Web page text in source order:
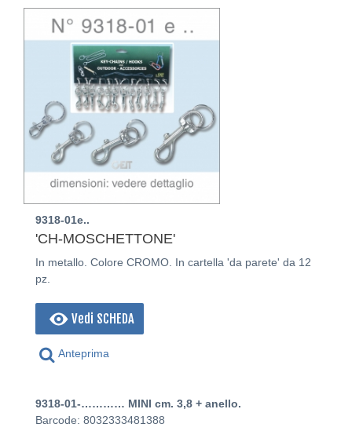
9318-01e..
'CH-MOSCHETTONE'
In metallo. Colore CROMO. In cartella 'da parete' da 12
pz.
Vedi SCHEDA
Anteprima
9318-01-………… MINI cm. 3,8 + anello.
Barcode: 8032333481388